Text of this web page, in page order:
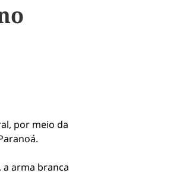
por meio da
arma branca